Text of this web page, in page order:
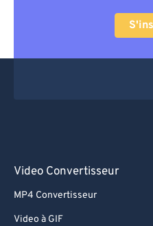
Video Convertisseur
MP4 Convertisseur
Video à GIF